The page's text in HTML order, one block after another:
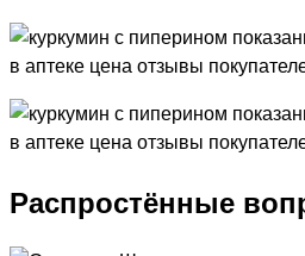
Распростённые